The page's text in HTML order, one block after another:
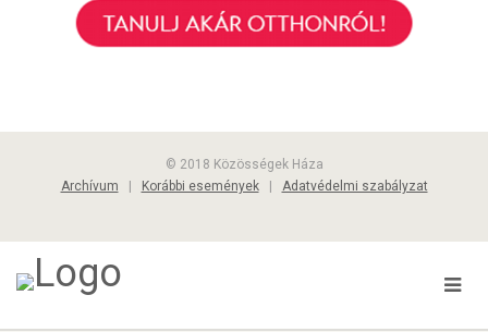
© 2018 Közösségek Háza
Archívum
Korábbi események| Adatvédelmi szabályzat